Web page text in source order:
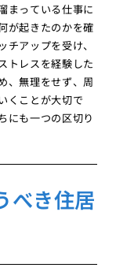
まっている仕事に
が起きたのかを確
アップを受け、
トレスを経験した
、無理をせず、周
くことが大切で
にも一つの区切り
べき住居